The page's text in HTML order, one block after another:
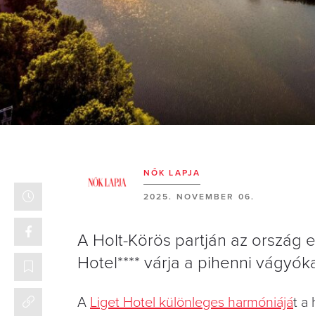
NŐK LAPJA
2025. NOVEMBER 06.
A Holt-Körös partján az ország
Hotel**** várja a pihenni
A Liget Hotel különleges harmóniáját a